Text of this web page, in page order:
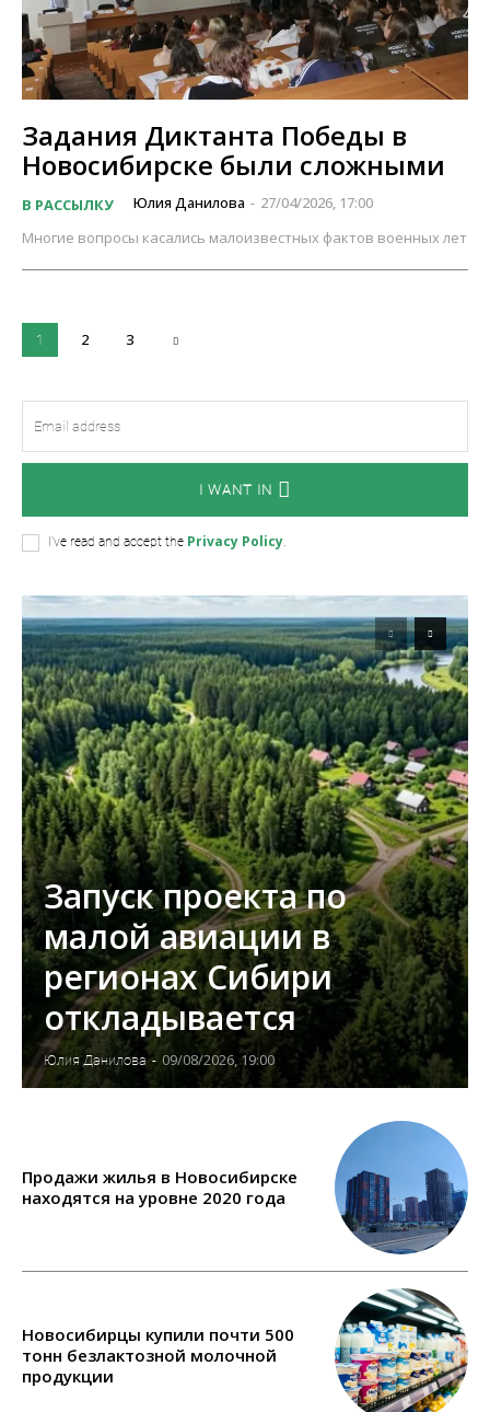
Задания Диктанта Победы в
Новосибирске были сложными
В РАССЫЛКУ Юлия Данилова - 27/04/2026, 17:00
Многие вопросы касались малоизвестных фактов военных лет
1 2 3
I WANT IN
I've read and accept the Privacy Policy.
Запуск проекта по
малой авиации в
регионах Сибири
откладывается
Юлия Данилова - 09/08/2026, 19:00
Продажи жилья в Новосибирске
находятся на уровне 2020 года
Новосибирцы купили почти 500
тонн безлактозной молочной
продукции